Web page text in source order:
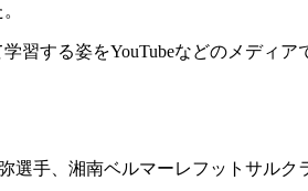
習する姿をYouTubeなどのメディ
手、湘南ベルマーレフットサルク